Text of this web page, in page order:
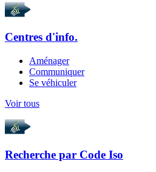
Centres d'info.
Aménager
Communiquer
Se véhiculer
Voir tous
Recherche par Code Iso